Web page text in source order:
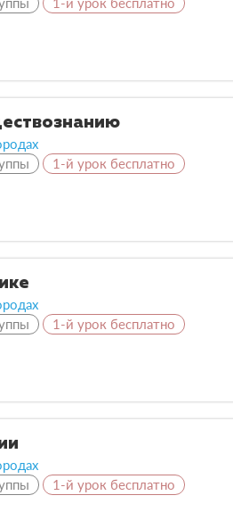
1-й урок бесплатно
1-й урок бесплатно
1-й урок бесплатно